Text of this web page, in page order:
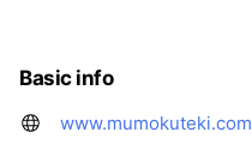
Basic info
www.mumokuteki.com